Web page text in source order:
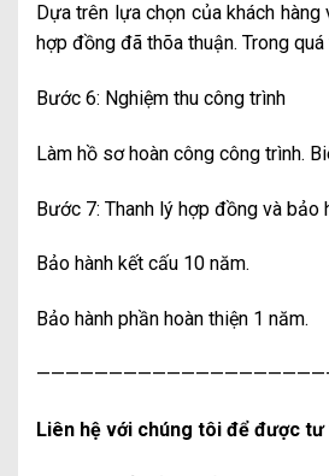
Dựa trên lựa chọn của khách
hợp đồng đã thõa thuận. Trong
Bước 6: Nghiệm thu công trình
Làm hồ sơ hoàn công công trình.
Bước 7: Thanh lý hợp đồng và bảo
Bảo hành kết cấu 10 năm.
Bảo hành phần hoàn thiện 1 năm.
Liên hệ với chúng tôi để được tư